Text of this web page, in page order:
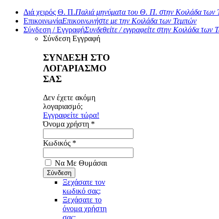
Διά χειρός Θ. Π.Παλιά μηνύματα του Θ. Π. στην Κοιλάδα των
ΕπικοινωνίαΕπικοινωνήστε με την Κοιλάδα των Τεμπών
Σύνδεση / ΕγγραφήΣυνδεθείτε / εγγραφείτε στην Κοιλάδα των
Σύνδεση Εγγραφή
ΣΥΝΔΕΣΗ ΣΤΟ
ΛΟΓΑΡΙΑΣΜΟ
ΣΑΣ
Δεν έχετε ακόμη
λογαριασμό;
Εγγραφείτε τώρα!
Όνομα χρήστη *
Κωδικός *
Να Με Θυμάσαι
Ξεχάσατε τον
κωδικό σας;
Ξεχάσατε το
όνομα χρήστη